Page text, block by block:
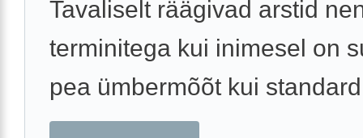
Tavaliselt räägivad arstid
terminitega kui inimesel on
pea ümbermõõt kui